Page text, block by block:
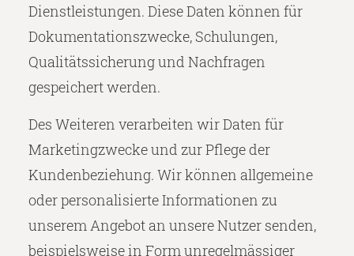
Dienstleistungen. Diese Daten können für
Dokumentationszwecke, Schulungen,
Qualitätssicherung und Nachfragen
gespeichert werden.
Des Weiteren verarbeiten wir Daten für
Marketingzwecke und zur Pflege der
Kundenbeziehung. Wir können allgemeine
oder personalisierte Informationen zu
unserem Angebot an unsere Nutzer senden,
beispielsweise in Form unregelmässiger